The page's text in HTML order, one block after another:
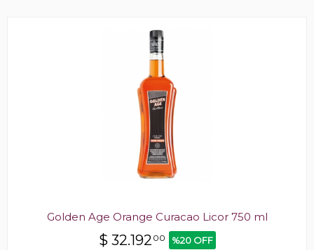
Golden Age Orange Curacao Licor 750 ml
$ 32.192 00 %20 OFF